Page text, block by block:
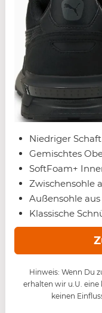
Niedriger Schaft
Gemischtes
SoftFoam+
Zwischensohle
Außensohle
Klassische
Hinweis: Wenn Du
erhalten wir u.U.
keinen